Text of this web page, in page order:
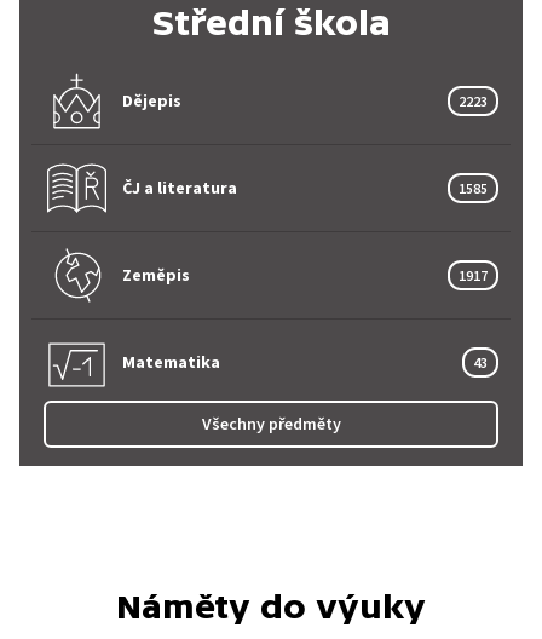
Střední škola
Dějepis 2223
ČJ a literatura 1585
Zeměpis 1917
Matematika 43
Všechny předměty
Náměty do výuky